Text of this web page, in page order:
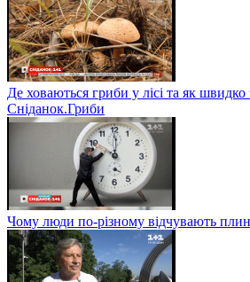
Де ховаються гриби у лісі та як
Сніданок.Гриби
Чому люди по-різному відчувають